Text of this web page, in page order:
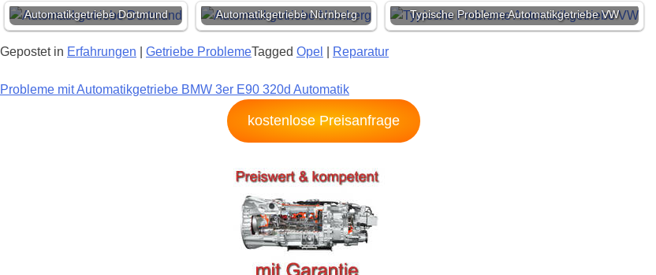
Automatikgetriebe Dortmund Automatikgetriebe Nürnberg Typische Probleme Automatikgetriebe VW
Gepostet in Erfahrungen Getriebe ProblemeTagged Opel Reparatur
Beitragsnavigation
Probleme mit Automatikgetriebe BMW 3er E90 320d Automatik
kostenlose Preisanfrage